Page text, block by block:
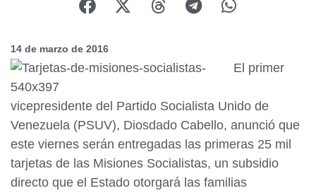
14 de marzo de 2016
El primer
vicepresidente del Partido Socialista Unido de
Venezuela (PSUV), Diosdado Cabello, anunció que
este viernes serán entregadas las primeras 25 mil
tarjetas de las Misiones Socialistas, un subsidio
directo que el Estado otorgará las familias